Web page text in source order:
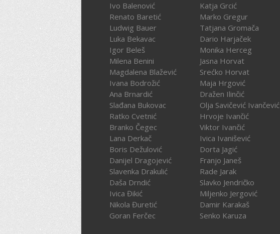
Ivo Balenović
Renato Baretić
Ludwig Bauer
Luka Bekavac
Igor Beleš
Milena Benini
Magdalena Blažević
Ivana Bodrožić
Ana Brnardić
Slađana Bukovac
Ratko Cvetnić
Branko Čegec
Lana Derkač
Boris Dežulović
Danijel Dragojević
Slavenka Drakulić
Daša Drndić
Ivica Đikić
Nikola Đuretić
Goran Ferčec
Katja Grcić
Marko Gregur
Tatjana Gromača
Dario Harjaček
Monika Herceg
Jasna Horvat
Srećko Horvat
Maja Hrgović
Dražen Ilinčić
Olja Savičević Ivančević
Hrvoje Ivančić
Viktor Ivančić
Ivica Ivanišević
Dorta Jagić
Franjo Janeš
Rade Jarak
Slavko Jendričko
Miljenko Jergović
Damir Karakaš
Senko Karuza